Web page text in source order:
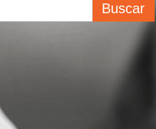
Buscar